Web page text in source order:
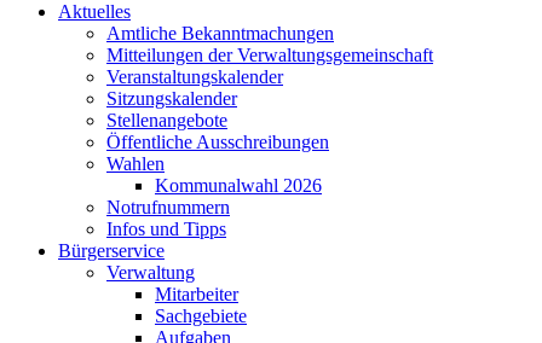
Aktuelles
Amtliche Bekanntmachungen
Mitteilungen der Verwaltungsgemeinschaft
Veranstaltungskalender
Sitzungskalender
Stellenangebote
Öffentliche Ausschreibungen
Wahlen
Kommunalwahl 2026
Notrufnummern
Infos und Tipps
Bürgerservice
Verwaltung
Mitarbeiter
Sachgebiete
Aufgaben